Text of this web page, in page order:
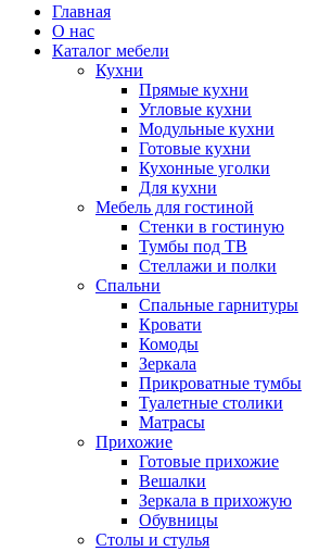
Главная
О нас
Каталог мебели
Кухни
Прямые кухни
Угловые кухни
Модульные кухни
Готовые кухни
Кухонные уголки
Для кухни
Мебель для гостиной
Стенки в гостиную
Тумбы под ТВ
Стеллажи и полки
Спальни
Спальные гарнитуры
Кровати
Комоды
Зеркала
Прикроватные тумбы
Туалетные столики
Матрасы
Прихожие
Готовые прихожие
Вешалки
Зеркала в прихожую
Обувницы
Столы и стулья